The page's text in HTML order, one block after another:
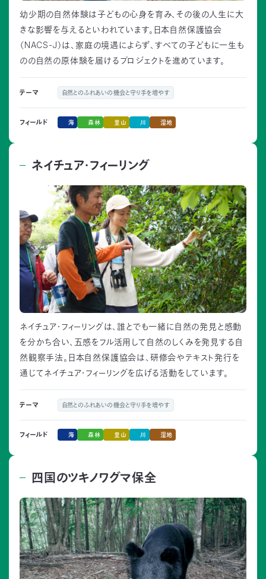
幼少期の自然体験は子どもの心身を育み、その後の人生に大
きな影響を与えるといわれています。日本自然保護協会
（NACS-J）は、家庭の境遇によらず、すべての子どもに一生も
のの自然の原体験を届けるプロジェクトを進めています。
テーマ 自然とのふれあいの機会と守り手を増やす
フィールド 海 森林 里山 川 湿地
ネイチュア・フィーリング
ネイチュア・フィーリングは、誰とでも一緒に自然の発見と感動
を分かち合い、五感をフル活用して自然のしくみを発見する自
然観察手法。日本自然保護協会は、研修会やテキスト発行を
通じてネイチュア・フィーリングを広げる活動をしています。
テーマ 自然とのふれあいの機会と守り手を増やす
フィールド 海 森林 里山 川 湿地
四国のツキノワグマ保全